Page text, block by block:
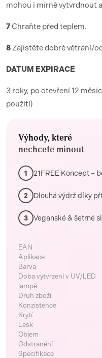
mohou i mírně vytvrdnout
7Chraňte před teplem.
8 Zajistěte dobré větrání/
DATUM EXPIRACE
3 roky, po otevření 12
použití)
Výhody, které
nechcete minout
1 21FREE Koncept –
2 Dlouhá výdrž díky
3 Veganské & šetrné
EAN
Aplikace
Barva
Doba vytvrzení v UV/LED
lampě
Druh zboží
Konzistence
Krytí
Lesk
Objem
Odstranění
Specifikace